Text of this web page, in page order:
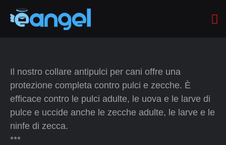
Il nostro collare antipulci per cani offre una
protezione completa contro pulci e zecche. È
efficace contro le pulci adulte, le uova e le larve di
pulce e uccide anche le zecche adulte, le larve e le
ninfe di zecca.
***